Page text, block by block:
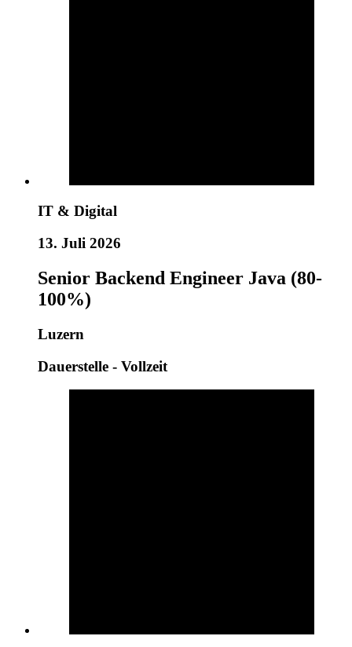
IT & Digital
13. Juli 2026
Senior Backend Engineer Java (80-
100%)
Luzern
Dauerstelle - Vollzeit